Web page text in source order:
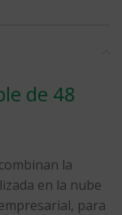
de 48
la
en la nube
para